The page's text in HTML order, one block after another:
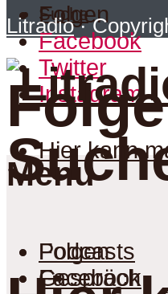
Suche
Folgen
Facebook
Twitter
Instagram
Hier kann
Folgen
Facebook
Litradio·
Menu
Podcasts
Gespräch